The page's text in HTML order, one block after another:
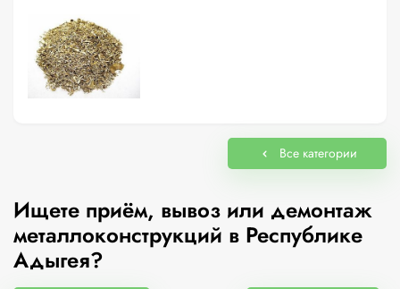
Все категории
Ищете приём, вывоз или демонтаж
металлоконструкций в Республике
Адыгея?